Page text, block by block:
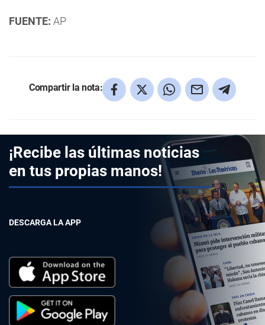
FUENTE: AP
Compartir la nota:
¡Recibe las últimas noticias
en tus propias manos!
DESCARGA LA APP